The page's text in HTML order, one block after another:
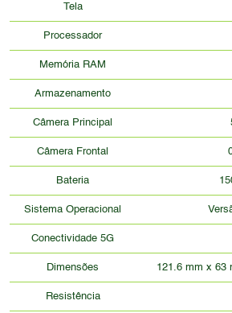
Tela
Processador
Memória RAM
Armazenamento
Câmera Principal
Câmera Frontal
Bateria
Sistema Operacional
Conectividade 5G
Dimensões 121.6 mm x 63
Resistência